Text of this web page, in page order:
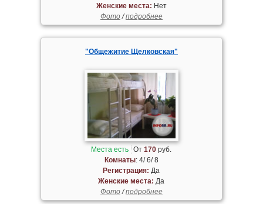
Женские места: Нет
Фото/подробнее
"Общежитие Щелковская"
Места есть От170 руб.
Комнаты: 4/ 6/ 8
Регистрация: Да
Женские места: Да
Фото/подробнее